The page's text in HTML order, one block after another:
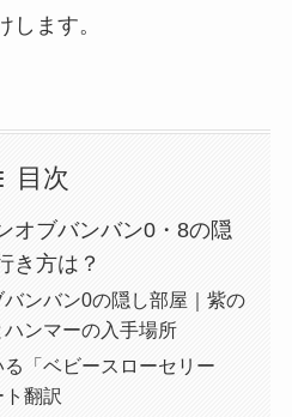
ます。
目次
オブバンバン0・8の隠
き方は？
バンバン0の隠し部屋｜紫の
ハンマーの入手場所
「ベビースローセリー
翻訳